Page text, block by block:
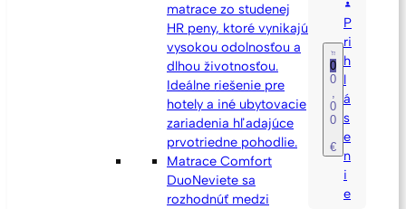
matrace zo studenej
HR peny, ktoré vynikajú
vysokou odolnosťou a
dlhou životnosťou.
Ideálne riešenie pre
hotely a iné ubytovacie
zariadenia hľadajúce
prvotriedne pohodlie.
Matrace Comfort
DuoNeviete sa
rozhodnúť medzi
0
0
0
0
€
P
ri
h
l
á
s
e
n
i
e